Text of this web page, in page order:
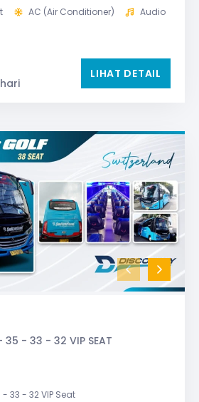
AC (Air Conditioner)
Audio
Windows Breaker, dll)LIHAT DETAIL
35 - 33 - 32 VIP SEAT
33 - 32 VIP Seat